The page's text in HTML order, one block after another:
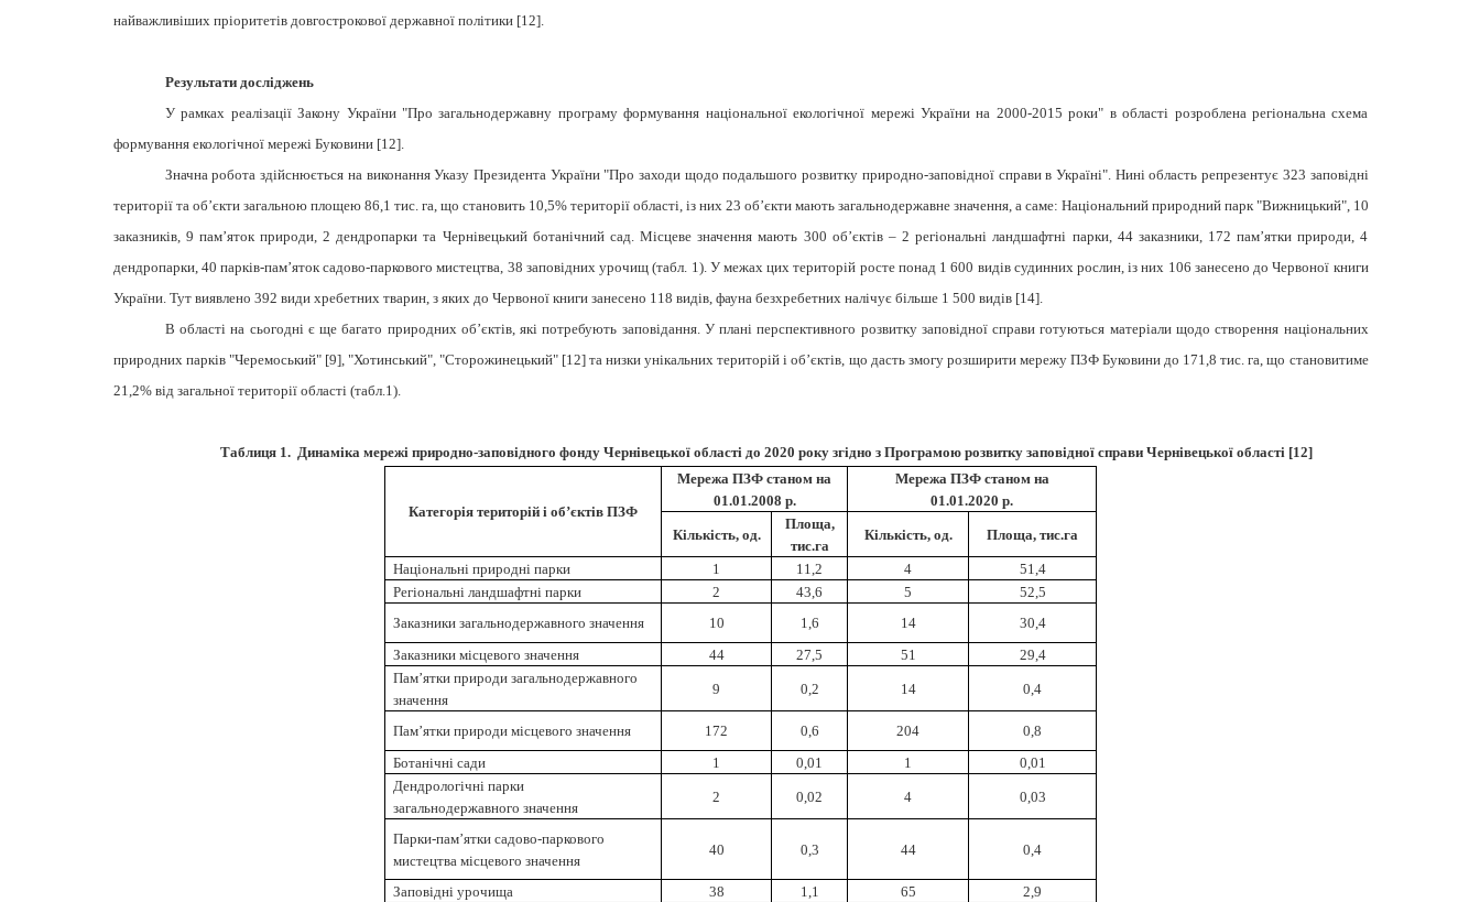
найважливіших пріоритетів довгострокової державної політики [12].
Результати досліджень
У рамках реалізації Закону України "Про загальнодержавну програму формування національної екологічної мережі України на 2000-2015 роки" в області розроблена регіональна схема
формування екологічної мережі Буковини [12].
Значна робота здійснюється на виконання Указу Президента України "Про заходи щодо подальшого розвитку природно-заповідної справи в Україні". Нині область репрезентує 323 заповідні
території та об’єкти загальною площею 86,1 тис. га, що становить 10,5% території області, із них 23 об’єкти мають загальнодержавне значення, а саме: Національний природний парк "Вижницький", 10
заказників, 9 пам’яток природи, 2 дендропарки та Чернівецький ботанічний сад. Місцеве значення мають 300 об’єктів – 2 регіональні ландшафтні парки, 44 заказники, 172 пам’ятки природи, 4
дендропарки, 40 парків-пам’яток садово-паркового мистецтва, 38 заповідних урочищ (табл. 1). У межах цих територій росте понад 1 600 видів судинних рослин, із них 106 занесено до Червоної книги
України. Тут виявлено 392 види хребетних тварин, з яких до Червоної книги занесено 118 видів, фауна безхребетних налічує більше 1 500 видів [14].
В області на сьогодні є ще багато природних об’єктів, які потребують заповідання. У плані перспективного розвитку заповідної справи готуються матеріали щодо створення національних
природних парків "Черемоський" [9], "Хотинський", "Сторожинецький" [12] та низки унікальних територій і об’єктів, що дасть змогу розширити мережу ПЗФ Буковини до 171,8 тис. га, що становитиме
21,2% від загальної території області (табл.1).
Таблиця 1. Динаміка мережі природно-заповідного фонду Чернівецької області до 2020 року згідно з Програмою розвитку заповідної справи Чернівецької області [12]
Категорія територій і об’єктів ПЗФ
Мережа ПЗФ станом на
01.01.2008 р.
Мережа ПЗФ станом на
01.01.2020 р.
Кількість, од.
Площа,
тис.га
Кількість, од. Площа, тис.га
Національні природні парки 1 11,2 4
51,4
Регіональні ландшафтні парки
2 43,6 5
52,5
Заказники загальнодержавного значення
10 1,6 14
30,4
Заказники місцевого значення
44 27,5 51
29,4
Пам’ятки природи загальнодержавного
значення
9 0,2 14 0,4
Пам’ятки природи місцевого значення 172 0,6 204
0,8
Ботанічні сади
1 0,01 1
0,01
Дендрологічні парки
загальнодержавного значення
2 0,02 4 0,03
Парки-пам’ятки садово-паркового
мистецтва місцевого значення
40 0,3 44 0,4
Заповідні урочища 38 1,1 65
2,9